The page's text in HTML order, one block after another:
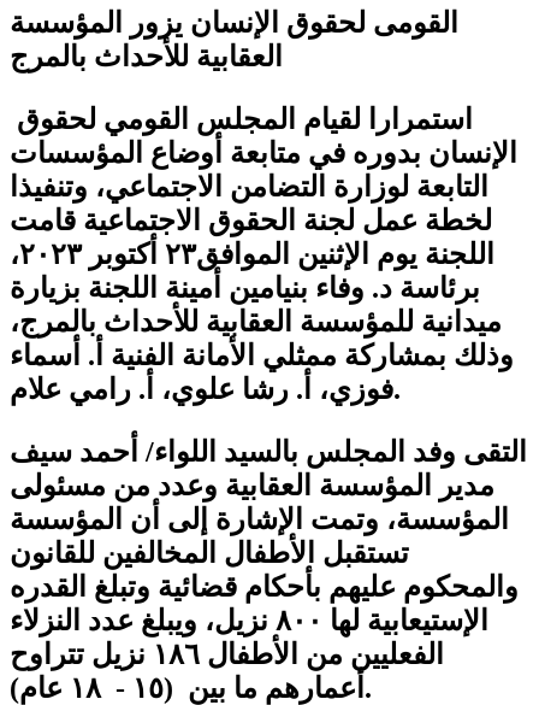
القومى لحقوق الإنسان يزور المؤسسة
العقابية للأحداث بالمرج
الإنسان بدوره في متابعة أوضاع المؤسسات
التابعة لوزارة التضامن الاجتماعي، وتنفيذا
لخطة عمل لجنة الحقوق الاجتماعية قامت
اللجنة يوم الإثنين الموافق٢٣ أكتوبر ٢٠٢٣،
برئاسة د. وفاء بنيامين أمينة اللجنة بزيارة
ميدانية للمؤسسة العقابية للأحداث بالمرج،
وذلك بمشاركة ممثلي الأمانة الفنية أ. أسماء
فوزي، أ. رشا علوي، أ. رامي علام.
التقى وفد المجلس بالسيد اللواء/ أحمد سيف
مدير المؤسسة العقابية وعدد من مسئولى
المؤسسة، وتمت الإشارة إلى أن المؤسسة
تستقبل الأطفال المخالفين للقانون
والمحكوم عليهم بأحكام قضائية وتبلغ القدره
الإستيعابية لها ٨٠٠ نزيل، ويبلغ عدد النزلاء
الفعليين من الأطفال ١٨٦ نزيل تتراوح
أعمارهم ما بين (١٥ - ١٨ عام).